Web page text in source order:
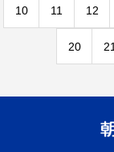
10 11 12
20 21